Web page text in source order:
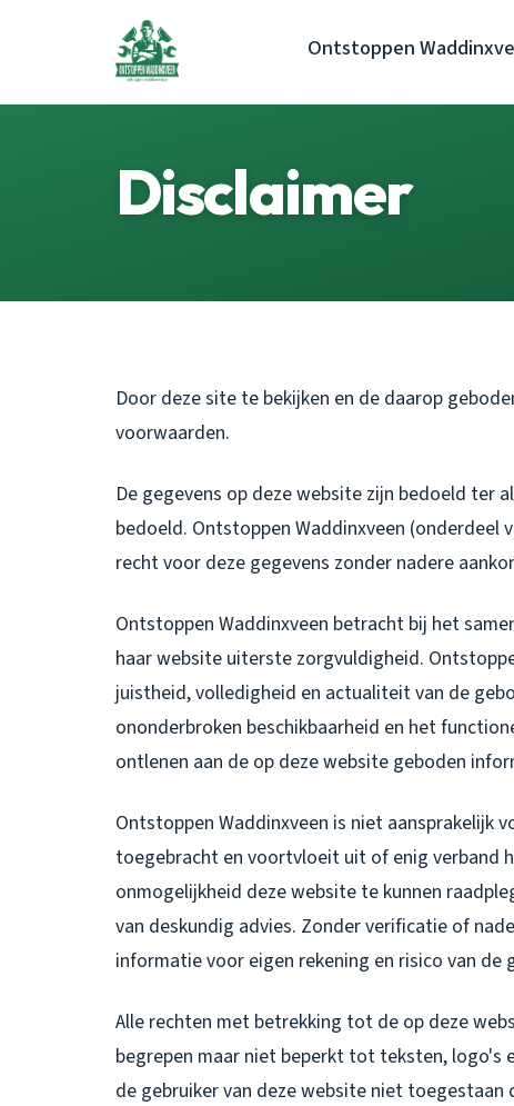
Ontstoppen
Disclaimer
Door deze site te bekijken en de daarop
voorwaarden.
De gegevens op deze website zijn bedoeld ter
bedoeld. Ontstoppen Waddinxveen (onderdeel
recht voor deze gegevens zonder nadere
Ontstoppen Waddinxveen betracht bij het
haar website uiterste zorgvuldigheid.
juistheid, volledigheid en actualiteit van de
ononderbroken beschikbaarheid en het
ontlenen aan de op deze website geboden
Ontstoppen Waddinxveen is niet aansprakelijk
toegebracht en voortvloeit uit of enig verband
onmogelijkheid deze website te kunnen
van deskundig advies. Zonder verificatie of
informatie voor eigen rekening en risico van de
Alle rechten met betrekking tot de op deze
begrepen maar niet beperkt tot teksten, logo's
de gebruiker van deze website niet